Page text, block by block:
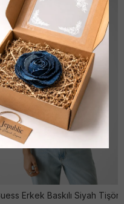
Erkek Baskılı Siyah Tişört